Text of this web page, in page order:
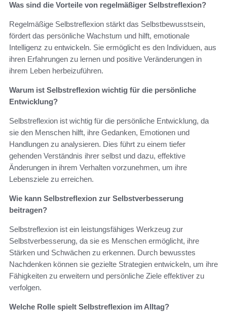
Was sind die Vorteile von regelmäßiger Selbstreflexion?
Regelmäßige Selbstreflexion stärkt das Selbstbewusstsein,
fördert das persönliche Wachstum und hilft, emotionale
Intelligenz zu entwickeln. Sie ermöglicht es den Individuen, aus
ihren Erfahrungen zu lernen und positive Veränderungen in
ihrem Leben herbeizuführen.
Warum ist Selbstreflexion wichtig für die persönliche
Entwicklung?
Selbstreflexion ist wichtig für die persönliche Entwicklung, da
sie den Menschen hilft, ihre Gedanken, Emotionen und
Handlungen zu analysieren. Dies führt zu einem tiefer
gehenden Verständnis ihrer selbst und dazu, effektive
Änderungen in ihrem Verhalten vorzunehmen, um ihre
Lebensziele zu erreichen.
Wie kann Selbstreflexion zur Selbstverbesserung
beitragen?
Selbstreflexion ist ein leistungsfähiges Werkzeug zur
Selbstverbesserung, da sie es Menschen ermöglicht, ihre
Stärken und Schwächen zu erkennen. Durch bewusstes
Nachdenken können sie gezielte Strategien entwickeln, um ihre
Fähigkeiten zu erweitern und persönliche Ziele effektiver zu
verfolgen.
Welche Rolle spielt Selbstreflexion im Alltag?